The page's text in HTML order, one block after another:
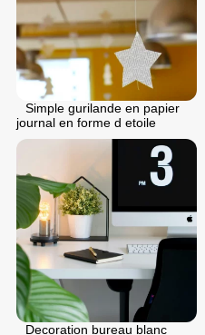
Simple gurilande en papier
journal en forme d etoile
Decoration bureau blanc